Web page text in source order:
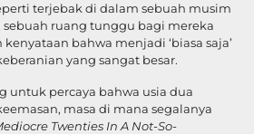
terjebak di dalam sebuah musim
sebuah ruang tunggu bagi mereka
bahwa menjadi ‘biasa saja’
yang sangat besar.
untuk percaya bahwa usia dua
masa di mana segalanya
Twenties In A Not-So-